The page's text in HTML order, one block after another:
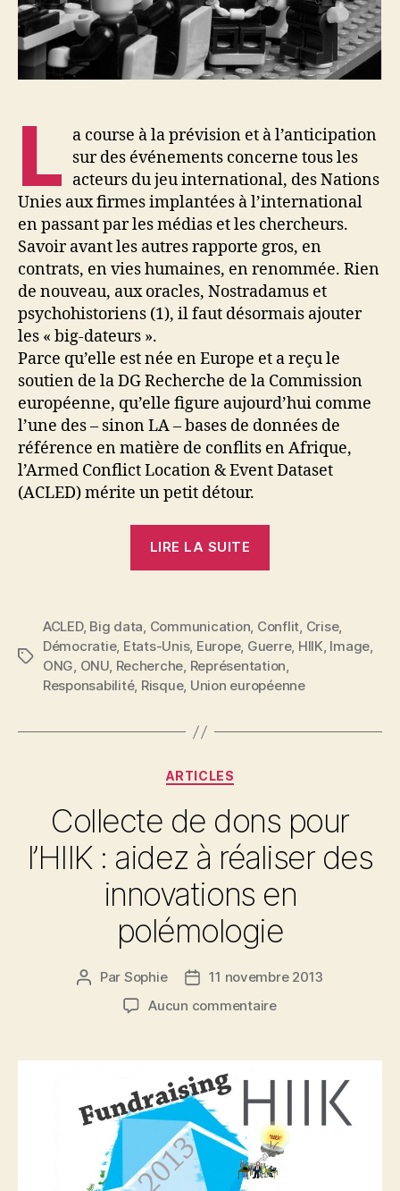
L a course à la prévision et à l’anticipation
sur des événements concerne tous les
acteurs du jeu international, des Nations
Unies aux firmes implantées à l’international
en passant par les médias et les chercheurs.
Savoir avant les autres rapporte gros, en
contrats, en vies humaines, en renommée. Rien
de nouveau, aux oracles, Nostradamus et
psychohistoriens (1), il faut désormais ajouter
les « big-dateurs ».
Parce qu’elle est née en Europe et a reçu le
soutien de la DG Recherche de la Commission
européenne, qu’elle figure aujourd’hui comme
l’une des – sinon LA – bases de données de
référence en matière de conflits en Afrique,
l’Armed Conflict Location & Event Dataset
(ACLED) mérite un petit détour.
LIRE LA SUITE
:
qui,
où,
Étiquettes
ACLED, Big data, Communication, Conflit, Crise,
Démocratie, Etats-Unis, Europe, Guerre, HIIK, Image,
ONG, ONU, Recherche, Représentation,
Responsabilité, Risque, Union européenne
Catégories
ARTICLES
Collecte de dons pour
l’HIIK : aidez à réaliser des
innovations en
polémologie
Auteur
l’article
Par Sophie
Date11 novembre 2013
Aucun commentairesur
dons
pour
:
aidez
à
réaliser